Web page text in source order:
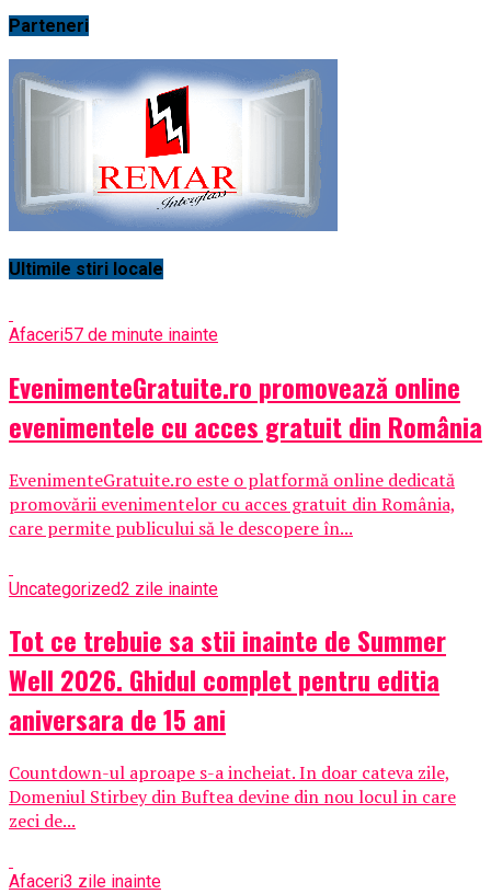
Parteneri
Ultimile stiri locale
Afaceri57 de minute inainte
EvenimenteGratuite.ro promovează online
evenimentele cu acces gratuit din România
EvenimenteGratuite.ro este o platformă online dedicată
promovării evenimentelor cu acces gratuit din România,
care permite publicului să le descopere în...
Uncategorized2 zile inainte
Tot ce trebuie sa stii inainte de Summer
Well 2026. Ghidul complet pentru editia
aniversara de 15 ani
Countdown-ul aproape s-a incheiat. In doar cateva zile,
Domeniul Stirbey din Buftea devine din nou locul in care
zeci de...
Afaceri3 zile inainte